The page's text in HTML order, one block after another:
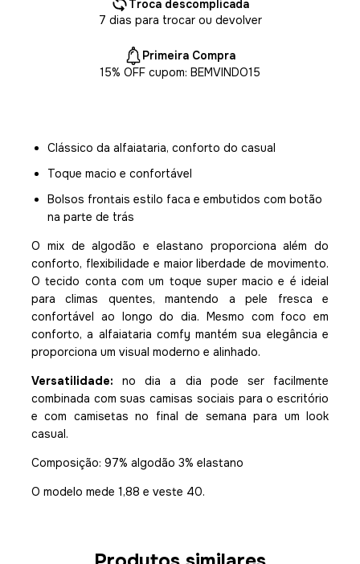
Troca descomplicada
7 dias para trocar ou devolver
Primeira Compra
15% OFF cupom: BEMVINDO15
Clássico da alfaiataria, conforto do casual
Toque macio e confortável
Bolsos frontais estilo faca e embutidos com botão
na parte de trás
O mix de algodão e elastano proporciona além do
conforto, flexibilidade e maior liberdade de movimento.
O tecido conta com um toque super macio e é ideial
para climas quentes, mantendo a pele fresca e
confortável ao longo do dia. Mesmo com foco em
conforto, a alfaiataria comfy mantém sua elegância e
proporciona um visual moderno e alinhado.
Versatilidade: no dia a dia pode ser facilmente
combinada com suas camisas sociais para o escritório
e com camisetas no final de semana para um look
casual.
Composição: 97% algodão 3% elastano
O modelo mede 1,88 e veste 40.